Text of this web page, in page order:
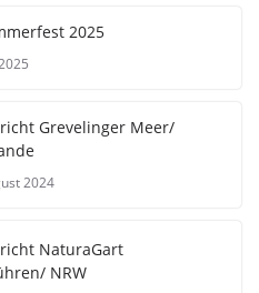
2025
Grevelinger Meer/
2024
NaturaGart
NRW